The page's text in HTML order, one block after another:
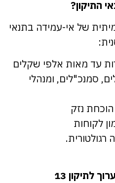
התיקון?
של אי-עמידה בתנאי
עד מאות אלפי שקלים
סמנכ"לים, ומנהלי
נזק
לקוחות
לתיקון 13